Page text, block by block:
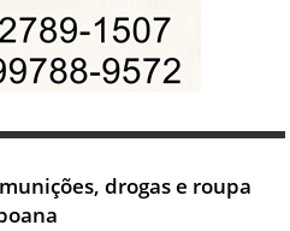
drogas e roupa